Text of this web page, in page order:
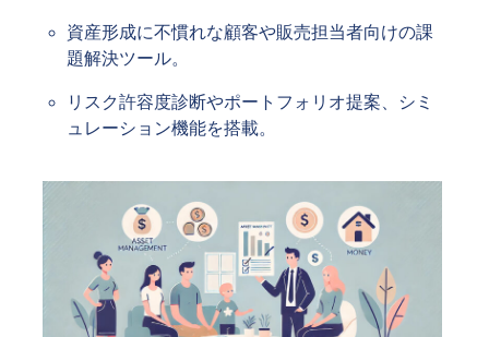
資産形成に不慣れな顧客や販売担当者向けの課
題解決ツール。
リスク許容度診断やポートフォリオ提案、シミ
ュレーション機能を搭載。